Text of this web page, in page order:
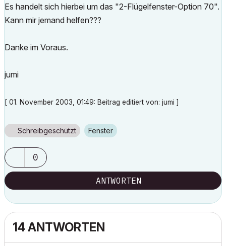
Es handelt sich hierbei um das "2-Flügelfenster-Option 70".
Kann mir jemand helfen???
Danke im Voraus.
jumi
[ 01. November 2003, 01:49: Beitrag editiert von: jumi ]
Schreibgeschützt Fenster
0
ANTWORTEN
14 ANTWORTEN